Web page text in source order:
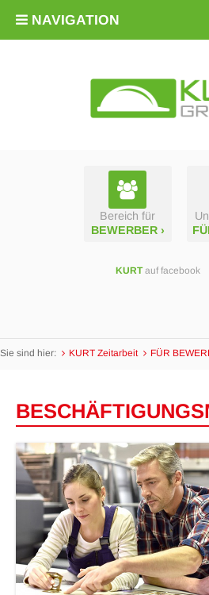
Bereich für
BEWERBER ›
KURT auf facebook
NAVIGATION
Sie sind hier: KURT Zeitarbeit FÜR